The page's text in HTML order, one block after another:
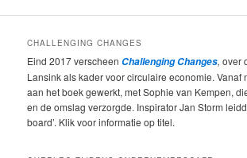
CHALLENGING CHANGES
Eind 2017 verscheen Challenging Changes, over
Lansink als kader voor circulaire economie. Vanaf
aan het boek gewerkt, met Sophie van Kempen,
en de omslag verzorgde. Inspirator Jan Storm
board’. Klik voor informatie op titel.